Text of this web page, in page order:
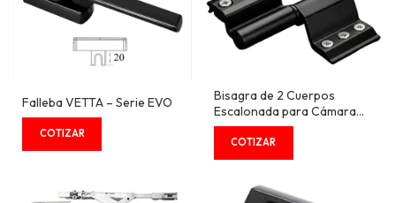
Falleba VETTA – Serie EVO
Bisagra de 2 Cuerpos
Escalonada para Cámara
Europea 15/20